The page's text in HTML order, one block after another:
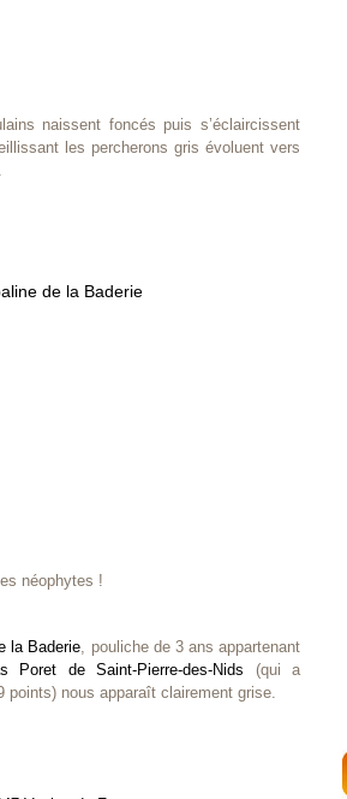
naissent foncés puis s’éclaircissent
les percherons gris évoluent vers
néophytes !
la Baderie, pouliche de 3 ans appartenant
Poret de Saint-Pierre-des-Nids (qui a
points) nous apparaît clairement grise.